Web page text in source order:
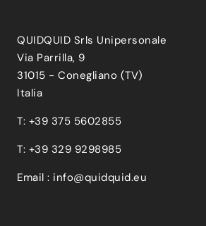
QUIDQUID Srls Unipersonale
Via Parrilla, 9
31015 - Conegliano (TV)
Italia
T: +39 375 5602855
T: +39 329 9298985
Email : info@quidquid.eu